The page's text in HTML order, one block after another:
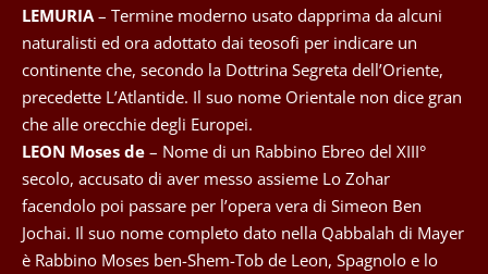
LEMURIA – Termine moderno usato dapprima da alcuni
naturalisti ed ora adottato dai teosofi per indicare un
continente che, secondo la Dottrina Segreta dell’Oriente,
precedette L’Atlantide. Il suo nome Orientale non dice gran
che alle orecchie degli Europei.
LEON Moses de – Nome di un Rabbino Ebreo del XIII°
secolo, accusato di aver messo assieme Lo Zohar
facendolo poi passare per l’opera vera di Simeon Ben
Jochai. Il suo nome completo dato nella Qabbalah di Mayer
è Rabbino Moses ben-Shem-Tob de Leon, Spagnolo e lo